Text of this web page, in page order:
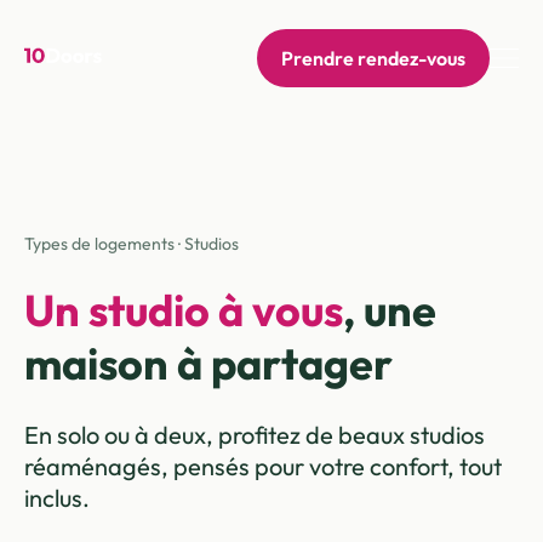
Prendre rendez-vous
Types de logements · Studios
Un studio à vous, une
maison à partager
En solo ou à deux, profitez de beaux studios
réaménagés, pensés pour votre confort, tout
inclus.